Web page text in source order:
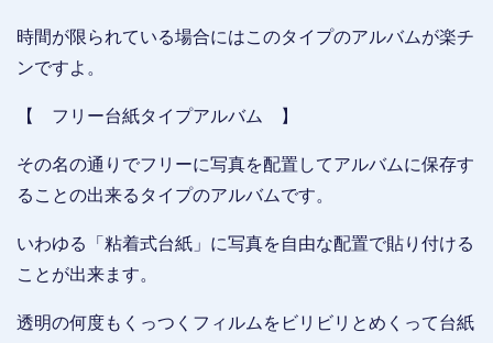
時間が限られている場合にはこのタイプのアルバムが楽チ
ンですよ。
【 フリー台紙タイプアルバム 】
その名の通りでフリーに写真を配置してアルバムに保存す
ることの出来るタイプのアルバムです。
いわゆる「粘着式台紙」に写真を自由な配置で貼り付ける
ことが出来ます。
透明の何度もくっつくフィルムをビリビリとめくって台紙